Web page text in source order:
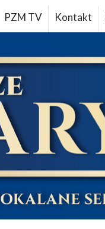
PZM TV Kontakt